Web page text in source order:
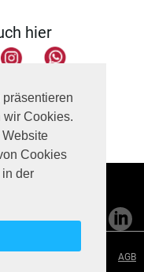
wir Cookies.
Cookies
der
hier
AGB